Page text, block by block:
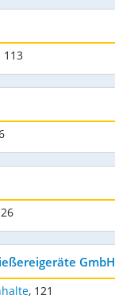
113
GmbH
, 121